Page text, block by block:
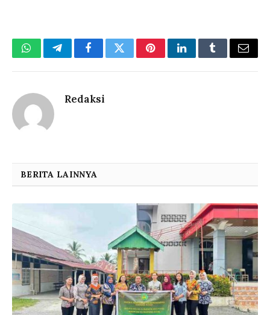
WhatsAppTelegramFacebookTwitterPinterestLinkedInTumblrEmail
Redaksi
BERITA LAINNYA